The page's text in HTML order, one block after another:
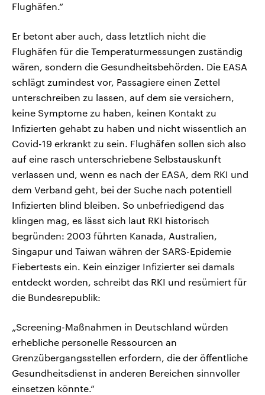
Flughäfen.“
Er betont aber auch, dass letztlich nicht die
Flughäfen für die Temperaturmessungen zuständig
wären, sondern die Gesundheitsbehörden. Die EASA
schlägt zumindest vor, Passagiere einen Zettel
unterschreiben zu lassen, auf dem sie versichern,
keine Symptome zu haben, keinen Kontakt zu
Infizierten gehabt zu haben und nicht wissentlich an
Covid-19 erkrankt zu sein. Flughäfen sollen sich also
auf eine rasch unterschriebene Selbstauskunft
verlassen und, wenn es nach der EASA, dem RKI und
dem Verband geht, bei der Suche nach potentiell
Infizierten blind bleiben. So unbefriedigend das
klingen mag, es lässt sich laut RKI historisch
begründen: 2003 führten Kanada, Australien,
Singapur und Taiwan währen der SARS-Epidemie
Fiebertests ein. Kein einziger Infizierter sei damals
entdeckt worden, schreibt das RKI und resümiert für
die Bundesrepublik:
„Screening-Maßnahmen in Deutschland würden
erhebliche personelle Ressourcen an
Grenzübergangsstellen erfordern, die der öffentliche
Gesundheitsdienst in anderen Bereichen sinnvoller
einsetzen könnte.“